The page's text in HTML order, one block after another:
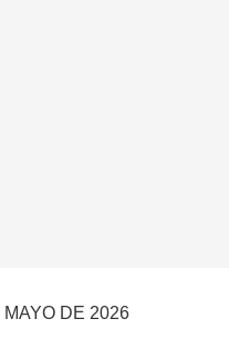
DE 2026